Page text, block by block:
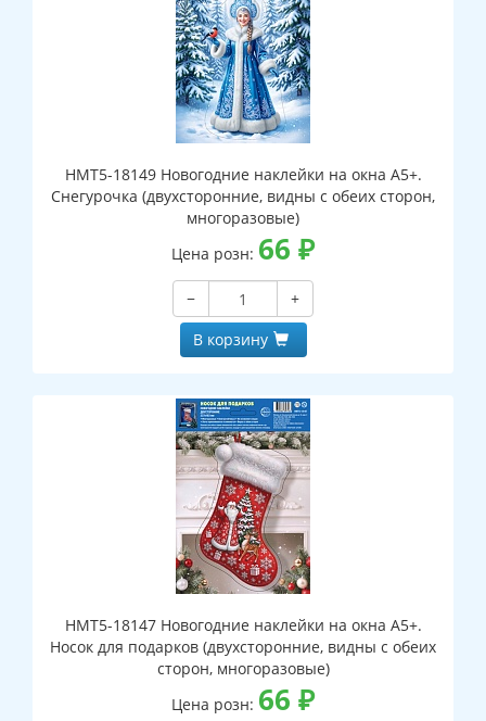
НМТ5-18149 Новогодние наклейки на окна А5+.
Снегурочка (двухсторонние, видны с обеих сторон,
многоразовые)
Цена розн: 66 ₽
−
+
В корзину
НМТ5-18147 Новогодние наклейки на окна А5+.
Носок для подарков (двухсторонние, видны с обеих
сторон, многоразовые)
Цена розн: 66 ₽